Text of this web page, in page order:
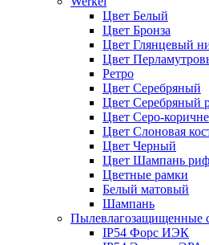
Цвет Белый
Цвет Бронза
Цвет Глянцевый
Цвет
Ретро
Цвет Серебряный
Цвет Серебряный
Цвет Серо-
Цвет Слоновая
Цвет Черный
Цвет Шампань
Цветные рамки
Белый матовый
Шампань
Пылевлагозащищенные
IP54 Форс ИЭК